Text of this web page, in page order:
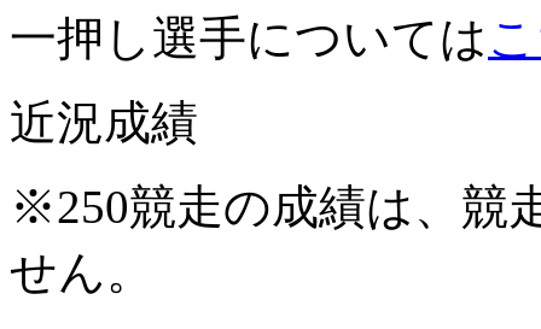
一押し選手については
近況成績
※250競走の成績は、競
せん。